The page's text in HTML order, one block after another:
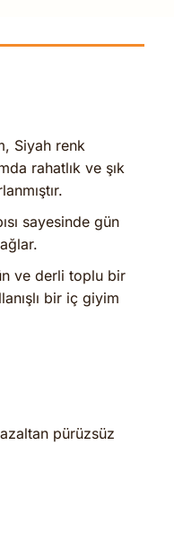
Siyah renk
rahatlık ve şık
sayesinde gün
ve derli toplu bir
bir iç giyim
pürüzsüz